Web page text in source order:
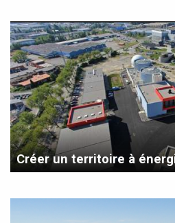
Créer un territoire à